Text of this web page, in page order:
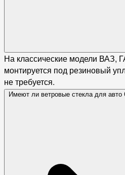
На классические модели ВАЗ,
монтируется под резиновый
не требуется.
Имеют ли ветровые стекла для